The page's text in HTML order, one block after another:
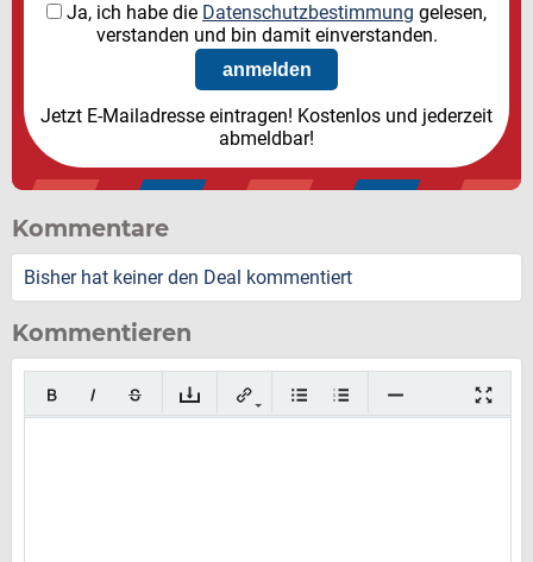
Ja, ich habe die Datenschutzbestimmung gelesen,
verstanden und bin damit einverstanden.
Jetzt E-Mailadresse eintragen! Kostenlos und jederzeit
abmeldbar!
Kommentare
Bisher hat keiner den Deal kommentiert
Kommentieren